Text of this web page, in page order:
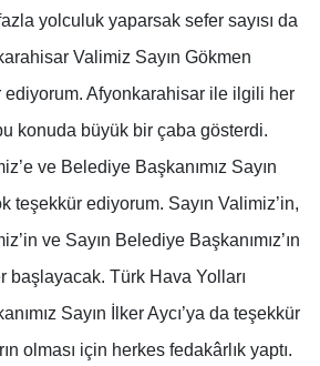
yolculuk yaparsak sefer sayısı da
Valimiz Sayın Gökmen
ediyorum. Afyonkarahisar ile ilgili her
konuda büyük bir çaba gösterdi.
ve Belediye Başkanımız Sayın
teşekkür ediyorum. Sayın Valimiz’in,
ve Sayın Belediye Başkanımız’ın
başlayacak. Türk Hava Yolları
Sayın İlker Aycı’ya da teşekkür
olması için herkes fedakârlık yaptı.